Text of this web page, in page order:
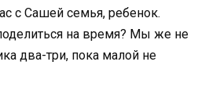
с Сашей семья, ребенок.
на время? Мы же не
два-три, пока малой не